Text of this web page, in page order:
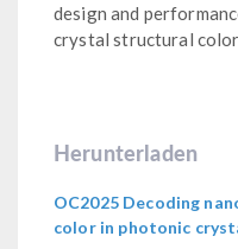
design and
crystal structural
Herunterladen
OC2025 Decoding
color in photonic